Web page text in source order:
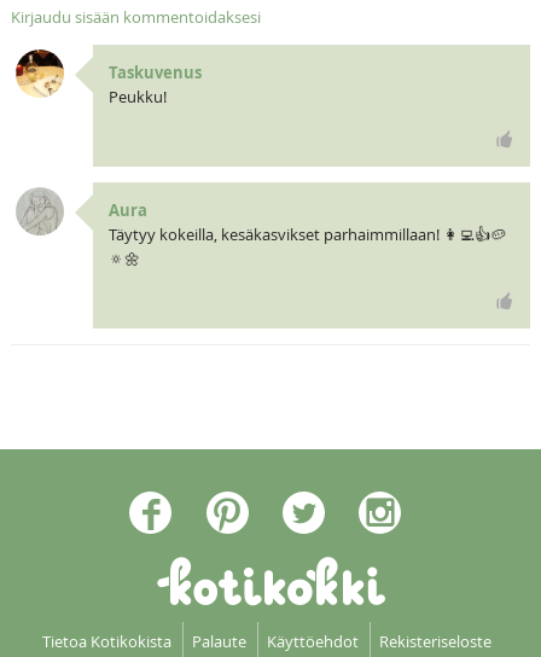
Kirjaudu sisään kommentoidaksesi
Taskuvenus
Peukku!
Aura
Täytyy kokeilla, kesäkasvikset parhaimmillaan! 👩‍💻👍🥔
🔅🌼
Tietoa Kotikokista Palaute Käyttöehdot Rekisteriseloste